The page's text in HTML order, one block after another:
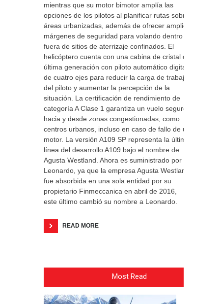
mientras que su motor bimotor amplía las
opciones de los pilotos al planificar rutas sobre
áreas urbanizadas, además de ofrecer amplios
márgenes de seguridad para volando dentro y
fuera de sitios de aterrizaje confinados. El
helicóptero cuenta con una cabina de cristal de
última generación con piloto automático digital
de cuatro ejes para reducir la carga de trabajo
del piloto y aumentar la percepción de la
situación. La certificación de rendimiento de
categoría A Clase 1 garantiza un vuelo seguro
hacia y desde zonas congestionadas, como
centros urbanos, incluso en caso de fallo de un
motor. La versión A109 SP representa la última
línea del desarrollo A109 bajo el nombre de
Agusta Westland. Ahora es suministrado por
Leonardo, ya que la empresa Agusta Westland
fue absorbida en una sola entidad por su
propietario Finmeccanica en abril de 2016,
este último cambió su nombre a Leonardo.
READ MORE
Most Read